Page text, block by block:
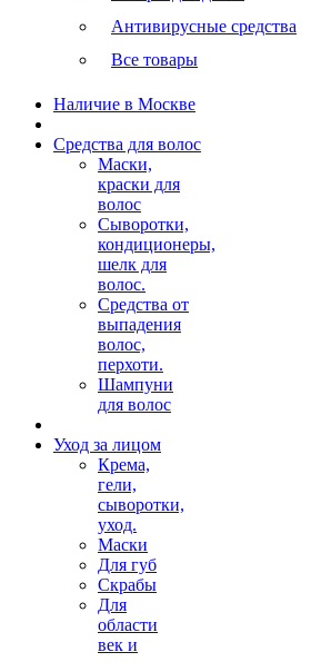
Антивирусные средства
Все товары
Наличие в Москве
Средства для волос
Маски,
краски для
волос
Сыворотки,
кондиционеры,
шелк для
волос.
Средства от
выпадения
волос,
перхоти.
Шампуни
для волос
Уход за лицом
Крема,
гели,
сыворотки,
уход.
Маски
Для губ
Скрабы
Для
области
век и